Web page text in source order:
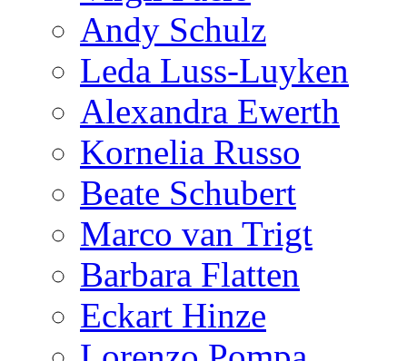
Andy Schulz
Leda Luss-Luyken
Alexandra Ewerth
Kornelia Russo
Beate Schubert
Marco van Trigt
Barbara Flatten
Eckart Hinze